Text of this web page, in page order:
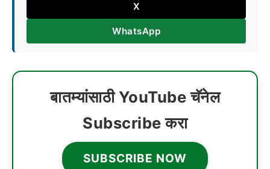
X
WhatsApp
बातम्यांसाठी YouTube चॅनेल
Subscribe करा
SUBSCRIBE NOW